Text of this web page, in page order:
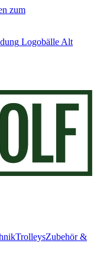
zum
Logobälle Alt
TrolleysZubehör &